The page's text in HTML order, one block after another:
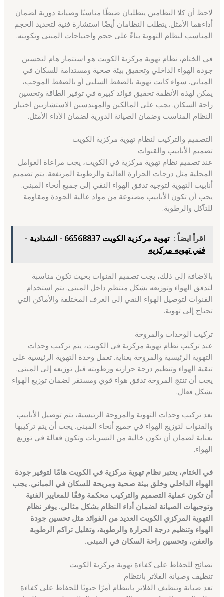
لاحظ أن كلا النظامين يتطلبان ضبطًا مناسبًا وصيانة دورية لضمان
أداءهما الأمثل. يتطلب النظامان أيضًا استشارة فنية لتحديد الحجم
المناسب لنظام التهوية بناءً على حجم واحتياجات المبنى وتكوينه.
في الختام، نظام تهوية مركزية الكويت هو استثمار هام لتحسين
جودة الهواء الداخلي وتحقيق بيئة صحية ومستدامة للسكان في
المباني. سواء كانت تهوية بالضغط السلبي أو بالضغط الموجب،
يمكن لهذه الأنظمة تحقيق فوائد كبيرة في توفير الطاقة وتحسين
راحة السكان. يجب على المالكين والمهندسين الاستشاريين اختيار
النظام المناسب وضمان الصيانة الدورية لضمان الأداء الأمثل.
التصميم والتركيب لنظام تهوية مركزية الكويت
تصميم الأنابيب والقنوات
عند تصميم نظام تهوية مركزية في الكويت، يجب مراعاة العوامل
المحلية مثل درجات الحرارة العالية والرطوبة المرتفعة. يتم تصميم
أنابيب التهوية لتوجيه تدفق الهواء النقي إلى جميع أنحاء المبنى.
يجب أن تكون الأنابيب مصنوعة من مواد عالية الجودة ومقاومة
للتآكل والرطوبة.
اقرأ ايضاً :
تهوية مركزية الكويت 66568837 - الشدادية -
فني تهويه مركزيه
بالإضافة إلى ذلك، يجب تصميم القنوات بحيث تكون مناسبة
لتدفق الهواء وتوزيعه بشكل منتظم داخل المبنى. يتم استخدام
القنوات لتوصيل الهواء النقي إلى الغرف المختلفة والأماكن التي
تحتاج إلى تهوية.
تركيب الوحدات والمروحة
عند تركيب نظام تهوية مركزية في الكويت، يتم تركيب وحدات
التهوية الرئيسية والمروحة بعناية. تعمل وحدة التهوية الرئيسية على
تنقية الهواء وتنظيم درجة حرارته ورطوبته قبل توزيعه إلى المبنى.
يجب أن تنتج المروحة تدفق هواء قوي ومستقر لضمان توزيع الهواء
بشكل فعال.
بعد تركيب وحدات التهوية والمروحة الرئيسية، يتم توصيل الأنابيب
والقنوات لتوزيع الهواء في جميع أنحاء المبنى. يجب أن يتم تركيبها
بعناية لضمان أن تكون خالية من التسربات وتكون فعالة في توزيع
الهواء.
في الختام، يعتبر نظام تهوية مركزية في الكويت هامًا لتوفير جودة
الهواء الداخلي وخلق بيئة صحية ومريحة للسكان في المباني. يجب
أن تكون عملية التصميم والتركيب محكمة وفقًا للمعايير الفنية
وتوجيهات الصيانة لضمان أداء النظام بشكل مثالي. يوفر نظام
التهوية المركزي الكويت العديد من الفوائد مثل تحسين جودة
الهواء وتنظيم درجة الحرارة والرطوبة، وتقليل تراكم الرطوبة
والعفن، وتحسين راحة السكان في المبنى.
نصائح للحفاظ على كفاءة تهوية مركزية الكويت
تنظيف وصيانة الفلاتر بانتظام
تعد صيانة وتنظيف الفلاتر بانتظام أمرًا حيويًا للحفاظ على كفاءة